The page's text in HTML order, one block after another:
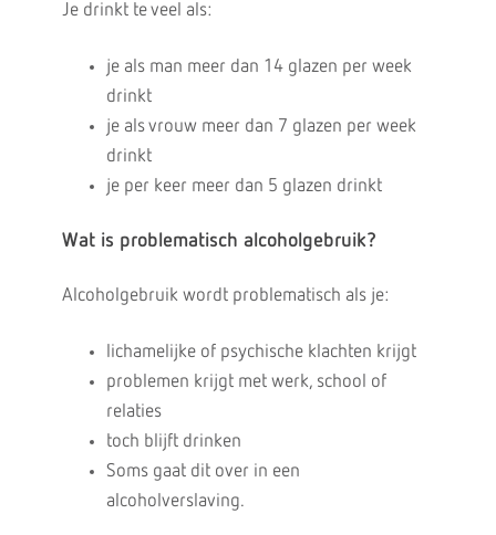
Je drinkt te veel als:
je als man meer dan 14 glazen per week
drinkt
je als vrouw meer dan 7 glazen per week
drinkt
je per keer meer dan 5 glazen drinkt
Wat is problematisch alcoholgebruik?
Alcoholgebruik wordt problematisch als je:
lichamelijke of psychische klachten krijgt
problemen krijgt met werk, school of
relaties
toch blijft drinken
Soms gaat dit over in een
alcoholverslaving.